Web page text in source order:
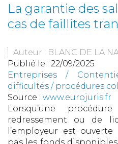
La garantie des
cas de faillites
Auteur : BLANC DE LA
Publié le : 22/09/2025
Entreprises /
difficultés / procédures
Source : www.eurojuris.fr
Lorsqu’une
redressement ou de
l’employeur est